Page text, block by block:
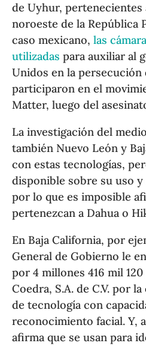
de Uyhur, pertenecientes
noroeste de la República
caso mexicano,las
utilizadas para auxiliar al
Unidos en la persecución
participaron en el
Matter, luego del
La investigación del
también Nuevo León y
con estas tecnologías,
disponible sobre su uso
por lo que es imposible
pertenezcan a Dahua o
En Baja California, por
General de Gobierno le
por 4 millones 416 mil
Coedra, S.A. de C.V. por
de tecnología con
reconocimiento facial. Y,
afirma que se usan para